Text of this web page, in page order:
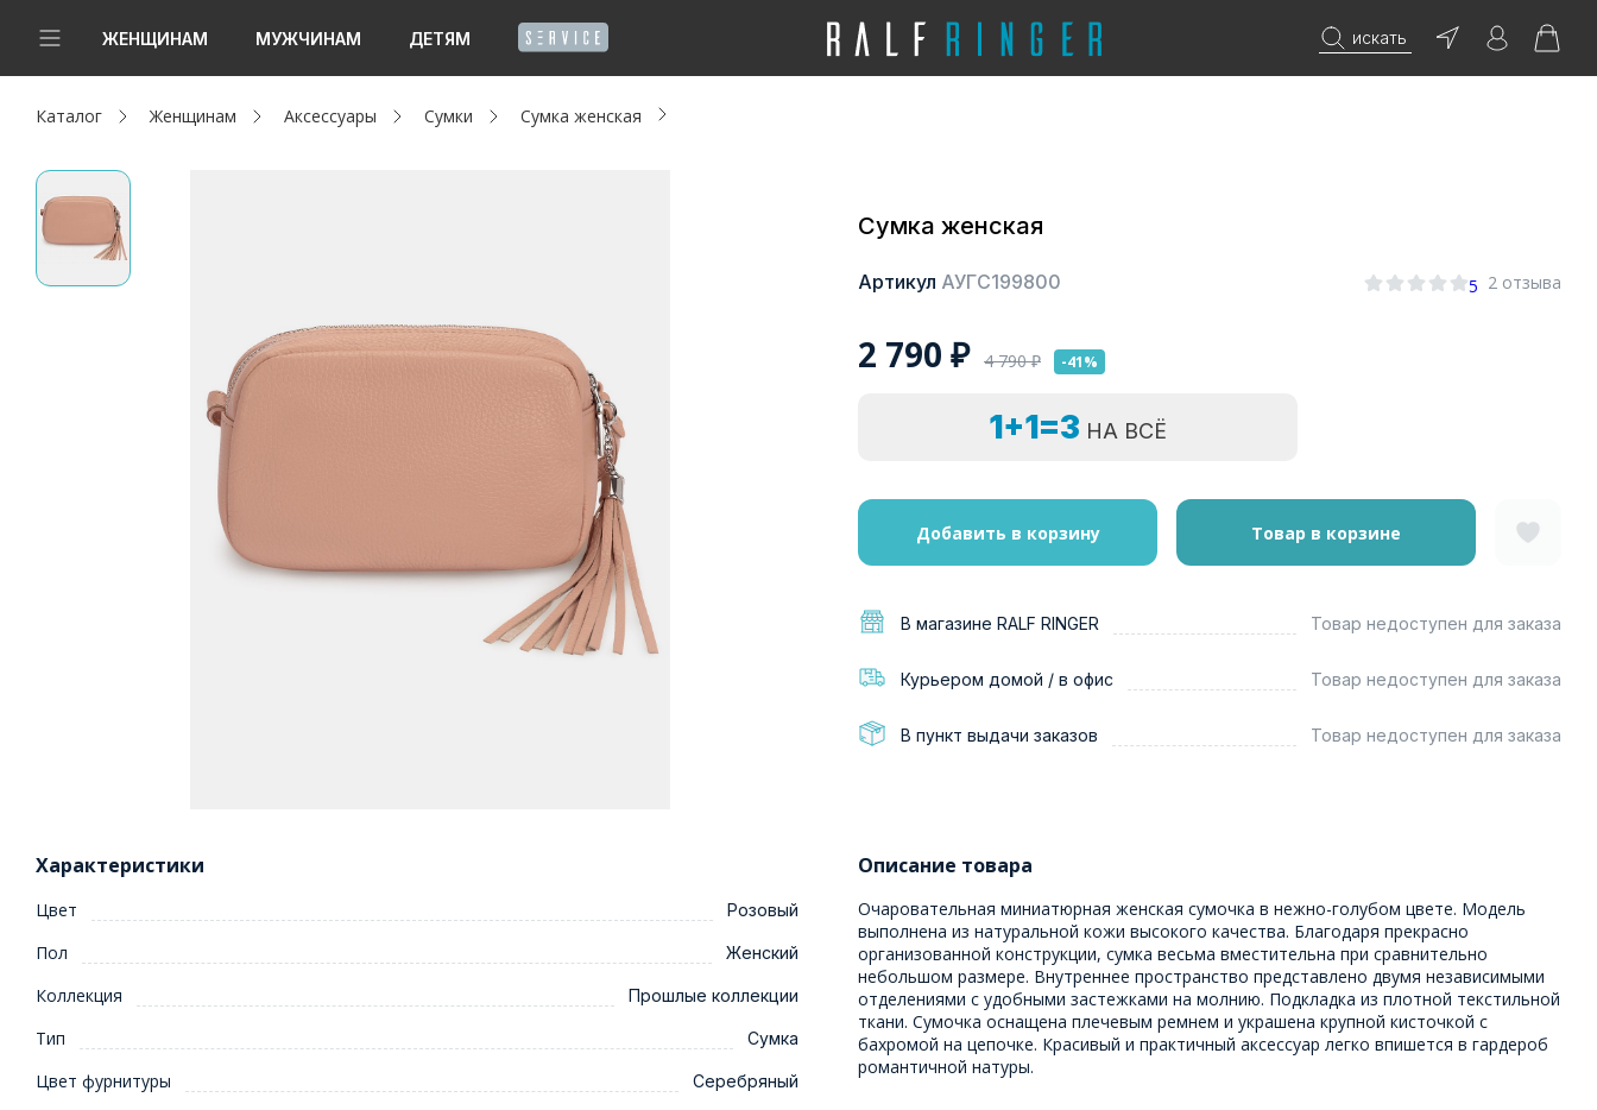
ЖЕНЩИНАМ МУЖЧИНАМ ДЕТЯМ искать
Новинки
Женщинам
Мужчинам
Акции / Новости
Адреса магазинов
Каталог Женщинам Аксессуары Сумки Сумка женская
Сумка женская
Артикул АУГС199800 5 2 отзыва
2 790 ₽ 4 790₽ -41%
1+1=3 НА ВСЁ
Добавить в корзину Товар в корзине
В магазине RALF RINGER Товар недоступен для заказа
Курьером домой / в офис Товар недоступен для заказа
В пункт выдачи заказов Товар недоступен для заказа
Характеристики
Цвет Розовый
Пол Женский
Коллекция Прошлые коллекции
Тип Сумка
Цвет фурнитуры Серебряный
Описание товара
Очаровательная миниатюрная женская сумочка в нежно-голубом цвете. Модель
выполнена из натуральной кожи высокого качества. Благодаря прекрасно
организованной конструкции, сумка весьма вместительна при сравнительно
небольшом размере. Внутреннее пространство представлено двумя независимыми
отделениями с удобными застежками на молнию. Подкладка из плотной текстильной
ткани. Сумочка оснащена плечевым ремнем и украшена крупной кисточкой с
бахромой на цепочке. Красивый и практичный аксессуар легко впишется в гардероб
романтичной натуры.